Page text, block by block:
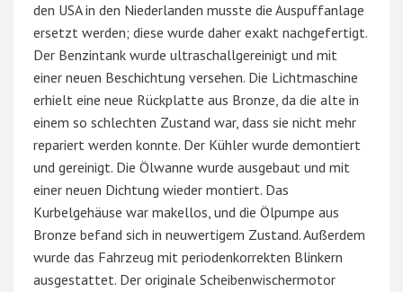
den USA in den Niederlanden musste die Auspuffanlage
ersetzt werden; diese wurde daher exakt nachgefertigt.
Der Benzintank wurde ultraschallgereinigt und mit
einer neuen Beschichtung versehen. Die Lichtmaschine
erhielt eine neue Rückplatte aus Bronze, da die alte in
einem so schlechten Zustand war, dass sie nicht mehr
repariert werden konnte. Der Kühler wurde demontiert
und gereinigt. Die Ölwanne wurde ausgebaut und mit
einer neuen Dichtung wieder montiert. Das
Kurbelgehäuse war makellos, und die Ölpumpe aus
Bronze befand sich in neuwertigem Zustand. Außerdem
wurde das Fahrzeug mit periodenkorrekten Blinkern
ausgestattet. Der originale Scheibenwischermotor